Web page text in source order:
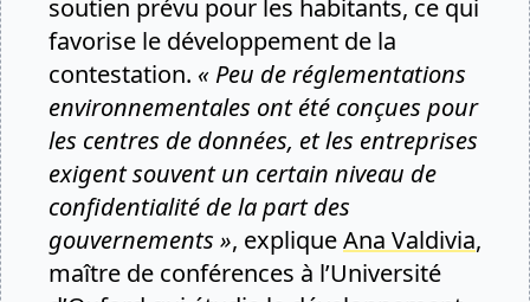
soutien prévu pour les habitants, ce qui
favorise le développement de la
contestation. « Peu de réglementations
environnementales ont été conçues pour
les centres de données, et les entreprises
exigent souvent un certain niveau de
confidentialité de la part des
gouvernements », expliqueAna Valdivia,
maître de conférences à l’Université